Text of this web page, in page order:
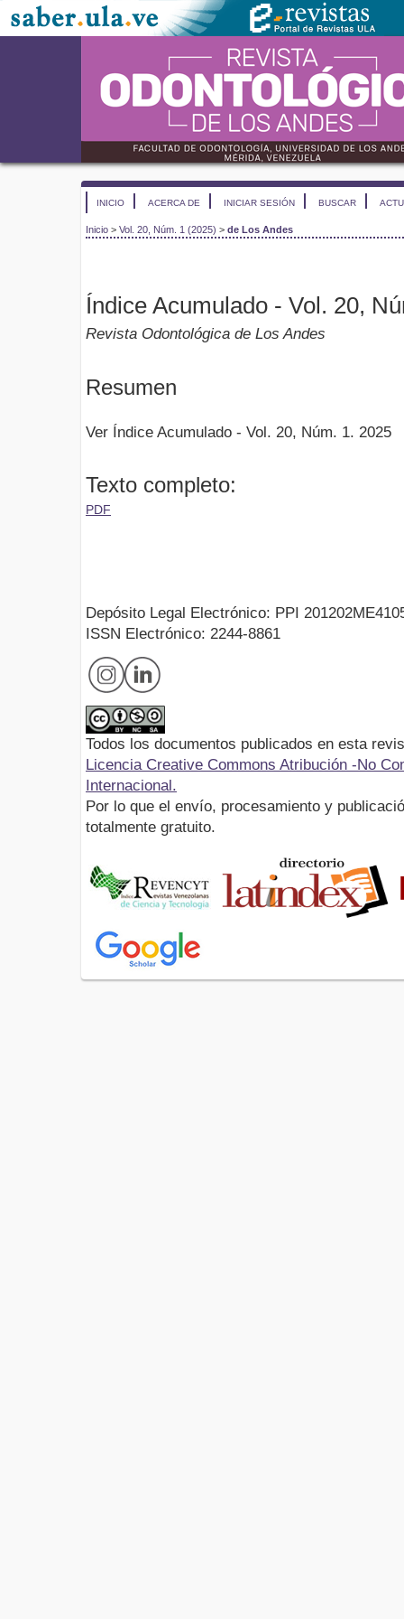
INICIO ACERCA DE INICIAR SESIÓN BUSCAR
Inicio > Vol. 20, Núm. 1 (2025) > de Los Andes
Índice Acumulado - Vol. 20,
Revista Odontológica de Los Andes
Resumen
Ver Índice Acumulado - Vol. 20, Núm. 1. 2025
Texto completo:
PDF
Depósito Legal Electrónico: PPI
ISSN Electrónico: 2244-8861
Todos los documentos publicados en esta
Licencia Creative Commons Atribución -No
Internacional.
Por lo que el envío, procesamiento y
totalmente gratuito.